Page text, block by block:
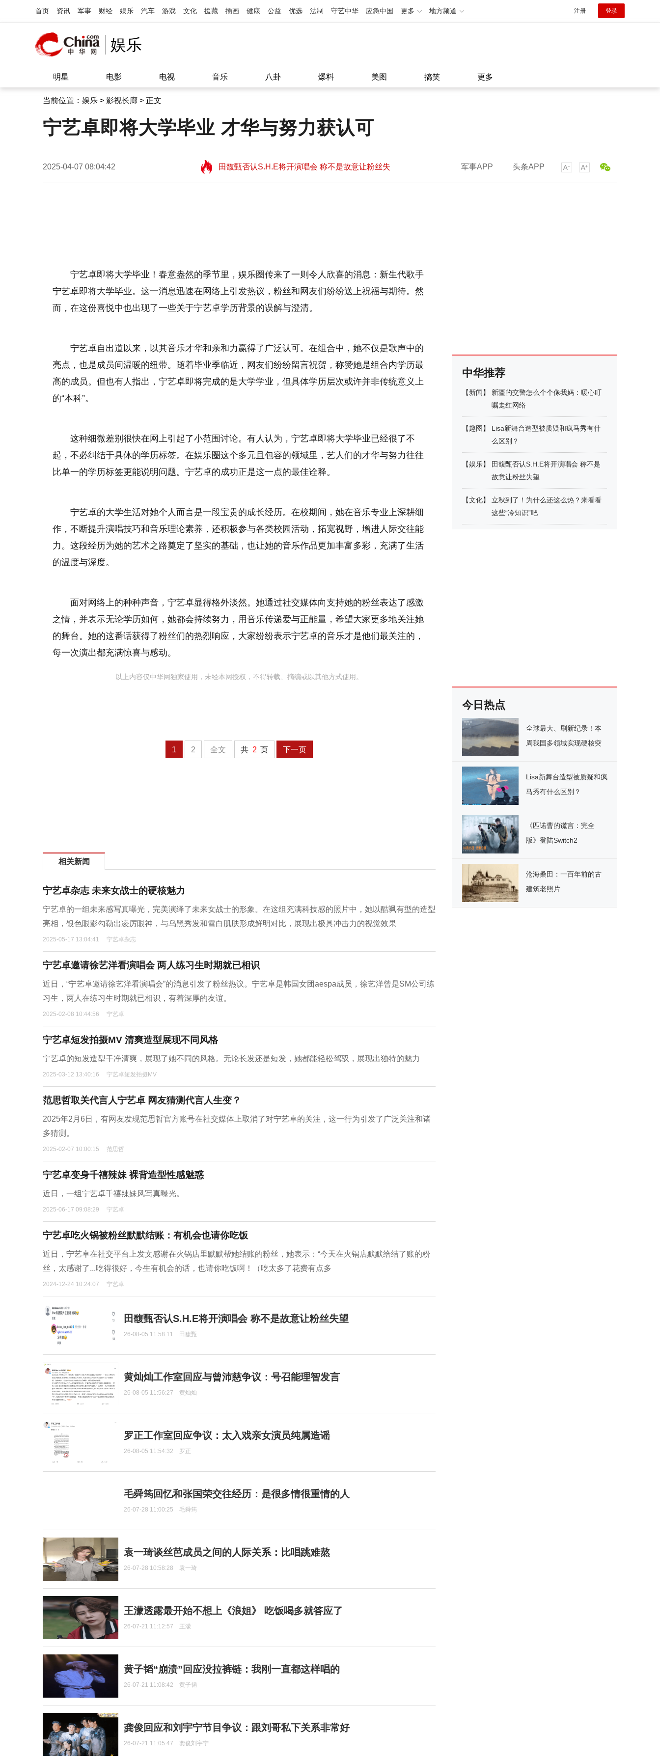
首页 资讯 军事 财经 娱乐 汽车 游戏 文化 援藏 插画 健康 公益 优选 法制 守艺中华 应急中国 更多 地方频道 注册 登录
娱乐
明星 电影 电视 音乐 八卦 爆料 美图 搞笑 更多
当前位置： 娱乐 > 影视长廊 > 正文
宁艺卓即将大学毕业 才华与努力获认可
2025-04-07 08:04:42
田馥甄否认S.H.E将开演唱会 称不是故意让粉丝失
望11:08
田馥甄否认S.H.E将开演唱会 称不是故意让粉丝失
军事APP 头条APP
宁艺卓即将大学毕业！春意盎然的季节里，娱乐圈传来了一则令人欣喜的消息：新生代歌手
宁艺卓即将大学毕业。这一消息迅速在网络上引发热议，粉丝和网友们纷纷送上祝福与期待。然
而，在这份喜悦中也出现了一些关于宁艺卓学历背景的误解与澄清。
宁艺卓自出道以来，以其音乐才华和亲和力赢得了广泛认可。在组合中，她不仅是歌声中的
亮点，也是成员间温暖的纽带。随着毕业季临近，网友们纷纷留言祝贺，称赞她是组合内学历最
高的成员。但也有人指出，宁艺卓即将完成的是大学学业，但具体学历层次或许并非传统意义上
的“本科”。
这种细微差别很快在网上引起了小范围讨论。有人认为，宁艺卓即将大学毕业已经很了不
起，不必纠结于具体的学历标签。在娱乐圈这个多元且包容的领域里，艺人们的才华与努力往往
比单一的学历标签更能说明问题。宁艺卓的成功正是这一点的最佳诠释。
宁艺卓的大学生活对她个人而言是一段宝贵的成长经历。在校期间，她在音乐专业上深耕细
作，不断提升演唱技巧和音乐理论素养，还积极参与各类校园活动，拓宽视野，增进人际交往能
力。这段经历为她的艺术之路奠定了坚实的基础，也让她的音乐作品更加丰富多彩，充满了生活
的温度与深度。
面对网络上的种种声音，宁艺卓显得格外淡然。她通过社交媒体向支持她的粉丝表达了感激
之情，并表示无论学历如何，她都会持续努力，用音乐传递爱与正能量，希望大家更多地关注她
的舞台。她的这番话获得了粉丝们的热烈响应，大家纷纷表示宁艺卓的音乐才是他们最关注的，
每一次演出都充满惊喜与感动。
以上内容仅中华网独家使用，未经本网授权，不得转载、摘编或以其他方式使用。
1 2 全文 共 2 页 下一页
相关新闻
宁艺卓杂志 未来女战士的硬核魅力
宁艺卓的一组未来感写真曝光，完美演绎了未来女战士的形象。在这组充满科技感的照片中，她以酷飒有型的造型
亮相，银色眼影勾勒出凌厉眼神，与乌黑秀发和雪白肌肤形成鲜明对比，展现出极具冲击力的视觉效果
2025-05-17 13:04:41 宁艺卓杂志
宁艺卓邀请徐艺洋看演唱会 两人练习生时期就已相识
近日，“宁艺卓邀请徐艺洋看演唱会”的消息引发了粉丝热议。宁艺卓是韩国女团aespa成员，徐艺洋曾是SM公司练
习生，两人在练习生时期就已相识，有着深厚的友谊。
2025-02-08 10:44:56 宁艺卓
宁艺卓短发拍摄MV 清爽造型展现不同风格
宁艺卓的短发造型干净清爽，展现了她不同的风格。无论长发还是短发，她都能轻松驾驭，展现出独特的魅力
2025-03-12 13:40:16 宁艺卓短发拍摄MV
范思哲取关代言人宁艺卓 网友猜测代言人生变？
2025年2月6日，有网友发现范思哲官方账号在社交媒体上取消了对宁艺卓的关注，这一行为引发了广泛关注和诸
多猜测。
2025-02-07 10:00:15 范思哲
宁艺卓变身千禧辣妹 裸背造型性感魅惑
近日，一组宁艺卓千禧辣妹风写真曝光。
2025-06-17 09:08:29 宁艺卓
宁艺卓吃火锅被粉丝默默结账：有机会也请你吃饭
近日，宁艺卓在社交平台上发文感谢在火锅店里默默帮她结账的粉丝，她表示：“今天在火锅店默默给结了账的粉
丝，太感谢了...吃得很好，今生有机会的话，也请你吃饭啊！（吃太多了花费有点多
2024-12-24 10:24:07 宁艺卓
田馥甄否认S.H.E将开演唱会 称不是故意让粉丝失望
26-08-05 11:58:11 田馥甄
黄灿灿工作室回应与曾沛慈争议：号召能理智发言
26-08-05 11:56:27 黄灿灿
罗正工作室回应争议：太入戏亲女演员纯属造谣
26-08-05 11:54:32 罗正
毛舜筠回忆和张国荣交往经历：是很多情很重情的人
26-07-28 11:00:25 毛舜筠
袁一琦谈丝芭成员之间的人际关系：比唱跳难熬
26-07-28 10:58:28 袁一琦
王濛透露最开始不想上《浪姐》 吃饭喝多就答应了
26-07-21 11:12:57 王濛
黄子韬“崩溃”回应没拉裤链：我刚一直都这样唱的
26-07-21 11:08:42 黄子韬
龚俊回应和刘宇宁节目争议：跟刘哥私下关系非常好
26-07-21 11:05:47 龚俊刘宇宁
中华推荐
【新闻】
新疆的交警怎么个个像我妈：暖心叮
嘱走红网络
【趣图 】
Lisa新舞台造型被质疑和疯马秀有什
么区别？
【娱乐】
田馥甄否认S.H.E将开演唱会 称不是
故意让粉丝失望
【文化】
立秋到了！为什么还这么热？来看看
这些“冷知识”吧
今日热点
全球最大、刷新纪录！本
周我国多领域实现硬核突
Lisa新舞台造型被质疑和疯
马秀有什么区别？
《匹诺曹的谎言：完全
版》登陆Switch2
沧海桑田：一百年前的古
建筑老照片